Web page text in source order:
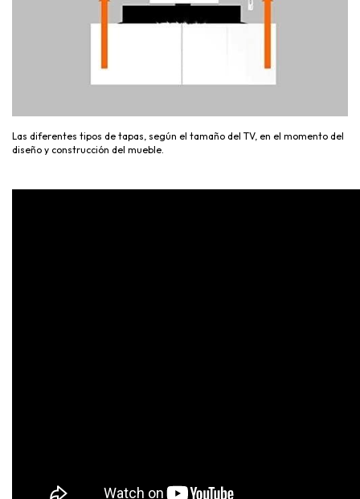
Las diferentes tipos de tapas, según el tamaño del TV, en el momento del
diseño y construcción del mueble.